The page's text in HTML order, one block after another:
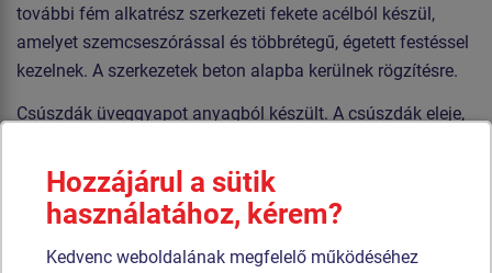
további fém alkatrész szerkezeti fekete acélból készül,
amelyet szemcseszórással és többrétegű, égetett festéssel
kezelnek. A szerkezetek beton alapba kerülnek rögzítésre.
Csúszdák üveggyapot anyagból készült. A csúszdák eleje,
festett nagy sűrűségű polietilénből készülnek, melyet
nagyfokú színállandóság, UV-álló képesség és főleg
biztonság jellemez, mivel nem törékeny, és ezáltal a
gyerekeket nem fenyegeti az éles letörött részek általi
Hozzájárul a sütik
használatához, kérem?
Kedvenc weboldalának megfelelő működéséhez